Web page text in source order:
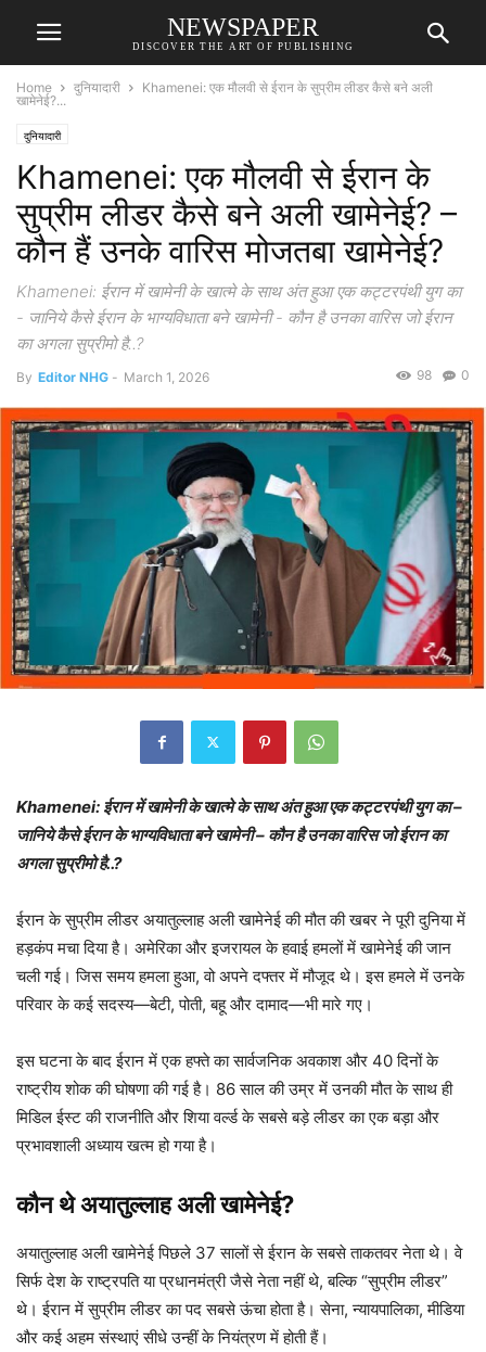
NEWSPAPER
DISCOVER THE ART OF PUBLISHING
Home दुनियादारी
Khamenei: एक मौलवी से ईरान के सुप्रीम लीडर कैसे बने अली
खामेनेई?...
दुनियादारी
Khamenei: एक मौलवी से ईरान के
सुप्रीम लीडर कैसे बने अली खामेनेई? –
कौन हैं उनके वारिस मोजतबा खामेनेई?
Khamenei: ईरान में खामेनी के खात्मे के साथ अंत हुआ एक कट्टरपंथी युग का
- जानिये कैसे ईरान के भाग्यविधाता बने खामेनी - कौन है उनका वारिस जो ईरान
का अगला सुप्रीमो है..?
By Editor NHG - March 1, 2026 0
98
Khamenei: ईरान में खामेनी के खात्मे के साथ अंत हुआ एक कट्टरपंथी युग का –
जानिये कैसे ईरान के भाग्यविधाता बने खामेनी – कौन है उनका वारिस जो ईरान का
अगला सुप्रीमो है..?
ईरान के सुप्रीम लीडर अयातुल्लाह अली खामेनेई की मौत की खबर ने पूरी दुनिया में
हड़कंप मचा दिया है। अमेरिका और इजरायल के हवाई हमलों में खामेनेई की जान
चली गई। जिस समय हमला हुआ, वो अपने दफ्तर में मौजूद थे। इस हमले में उनके
परिवार के कई सदस्य—बेटी, पोती, बहू और दामाद—भी मारे गए।
इस घटना के बाद ईरान में एक हफ्ते का सार्वजनिक अवकाश और 40 दिनों के
राष्ट्रीय शोक की घोषणा की गई है। 86 साल की उम्र में उनकी मौत के साथ ही
मिडिल ईस्ट की राजनीति और शिया वर्ल्ड के सबसे बड़े लीडर का एक बड़ा और
प्रभावशाली अध्याय खत्म हो गया है।
कौन थे अयातुल्लाह अली खामेनेई?
अयातुल्लाह अली खामेनेई पिछले 37 सालों से ईरान के सबसे ताकतवर नेता थे। वे
सिर्फ देश के राष्ट्रपति या प्रधानमंत्री जैसे नेता नहीं थे, बल्कि “सुप्रीम लीडर”
थे। ईरान में सुप्रीम लीडर का पद सबसे ऊंचा होता है। सेना, न्यायपालिका, मीडिया
और कई अहम संस्थाएं सीधे उन्हीं के नियंत्रण में होती हैं।